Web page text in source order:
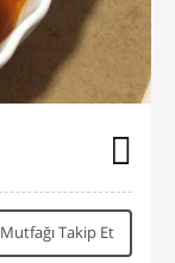
Mutfağı Takip Et